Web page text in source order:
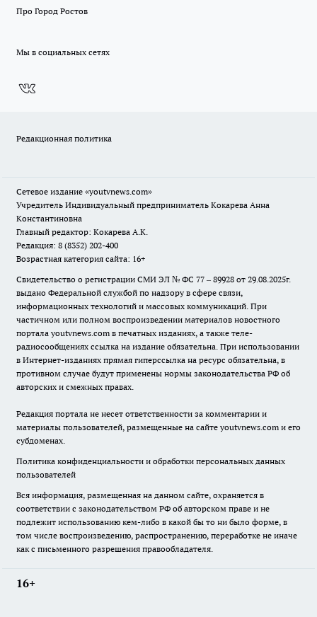
Про Город Ростов
Мы в социальных сетях
Редакционная политика
Сетевое издание «youtvnews.com»
Учредитель Индивидуальный предприниматель Кокарева Анна
Константиновна
Главный редактор: Кокарева А.К.
Редакция: 8 (8352) 202-400
Возрастная категория сайта: 16+
Свидетельство о регистрации СМИ ЭЛ № ФС 77 – 89928 от 29.08.2025г.
выдано Федеральной службой по надзору в сфере связи,
информационных технологий и массовых коммуникаций. При
частичном или полном воспроизведении материалов новостного
портала youtvnews.com в печатных изданиях, а также теле-
радиосообщениях ссылка на издание обязательна. При использовании
в Интернет-изданиях прямая гиперссылка на ресурс обязательна, в
противном случае будут применены нормы законодательства РФ об
авторских и смежных правах.
Редакция портала не несет ответственности за комментарии и
материалы пользователей, размещенные на сайте youtvnews.com и его
субдоменах.
Политика конфиденциальности и обработки персональных данных
пользователей
Вся информация, размещенная на данном сайте, охраняется в
соответствии с законодательством РФ об авторском праве и не
подлежит использованию кем-либо в какой бы то ни было форме, в
том числе воспроизведению, распространению, переработке не иначе
как с письменного разрешения правообладателя.
16+